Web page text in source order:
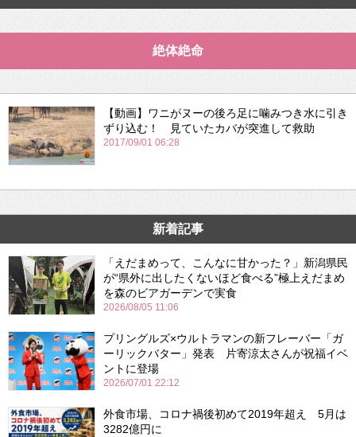
絶体絶命
【動画】ワニがヌーの後ろ足に噛みつき水に引き
ずり込む！ 見ていたカバが突進して救助
2017/09/01 06:28
新着記事
「えだまめって、こんなに甘かった？」新潟県民
が“県外に出したくないほど食べる”極上えだまめ
を森のビアガーデンで実食
2026/08/05 11:06
プリングルズ×ウルトラマンの新フレーバー「ガ
ーリックバター」発表 片寄涼太さんが祝福イベ
ントに登場
2026/07/01 22:12
外食市場、コロナ禍後初めて2019年超え 5月は
3282億円に